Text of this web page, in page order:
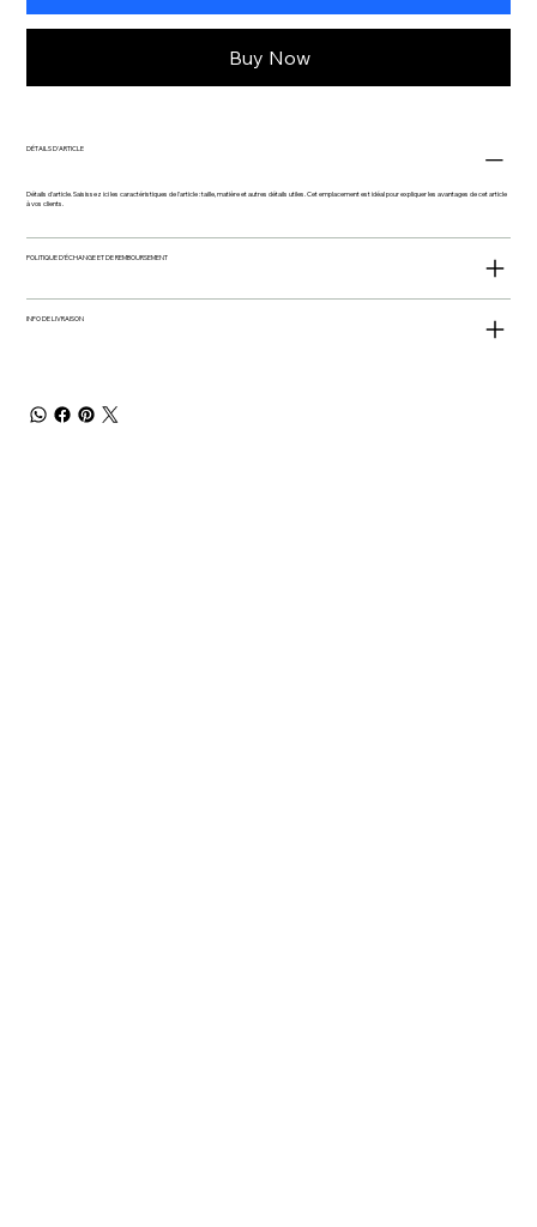
Buy Now
DÉTAILS D'ARTICLE
Détails d'article. Saisissez ici les caractéristiques de l'article : taille, matière et autres détails utiles. Cet emplacement est idéal pour expliquer les avantages de cet article
à vos clients.
POLITIQUE D'ÉCHANGE ET DE REMBOURSEMENT
INFO DE LIVRAISON